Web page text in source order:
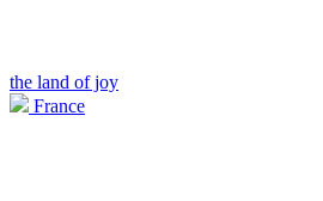
the land of joy
France